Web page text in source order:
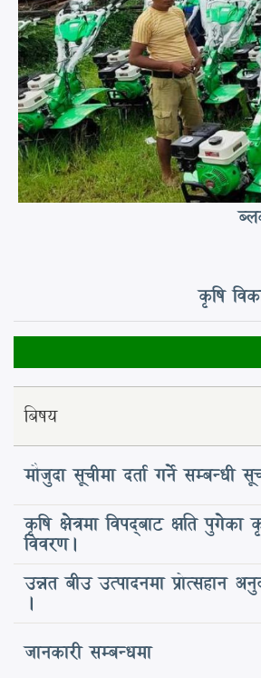
कृषि
बिषय
मौजुदा सूचीमा दर्ता गर्ने सम्बन्धी
कृषि क्षेत्रमा विपद्‍बाट क्षति
विवरण।
उन्नत बीउ उत्पादनमा प्रोत्सहान
।
जानकारी सम्बन्धमा